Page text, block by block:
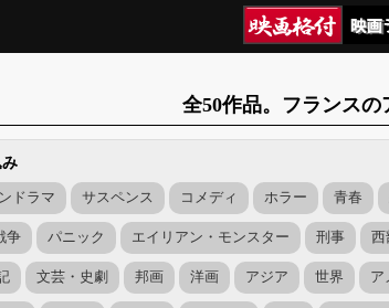
全50作品。フランス
ドラマ サスペンス コメディ ホラー 青春
争 パニック エイリアン・モンスター 刑事 西
文芸・史劇 邦画 洋画 アジア 世界 ア